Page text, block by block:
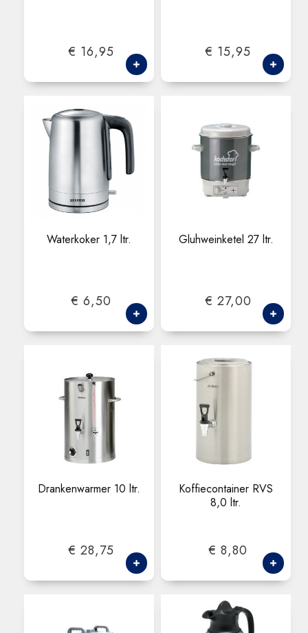
€ 16,95 € 15,95
Waterkoker 1,7 ltr.
€ 6,50
Gluhweinketel 27 ltr.
€ 27,00
Drankenwarmer 10 ltr.
€ 28,75
Koffiecontainer RVS
8,0 ltr.
€ 8,80